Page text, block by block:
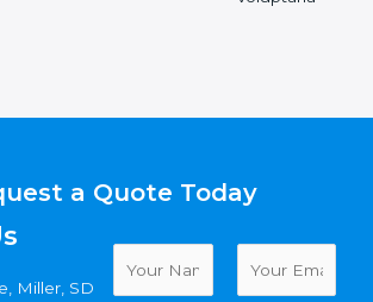
a Quote Today
Miller, SD